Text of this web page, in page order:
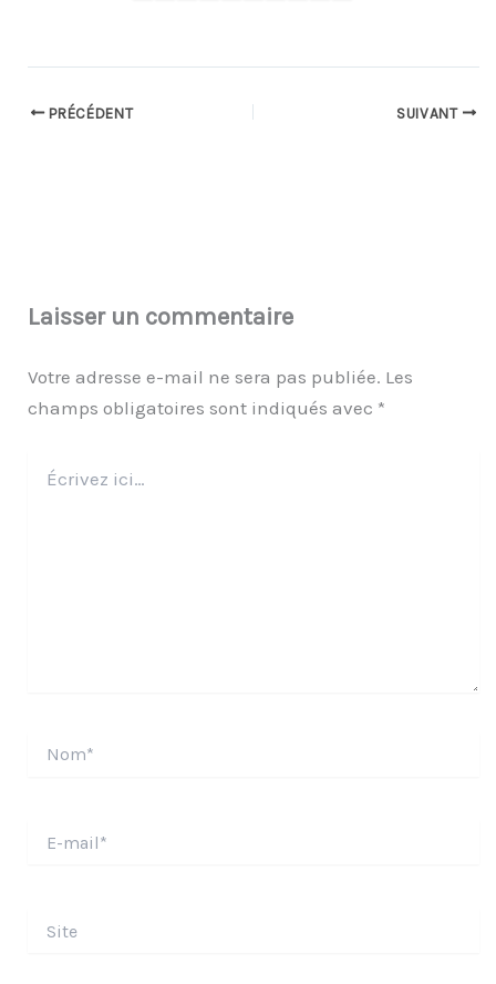
PRÉCÉDENT SUIVANT
Laisser un commentaire
Votre adresse e-mail ne sera pas publiée. Les
champs obligatoires sont indiqués avec *
ici…
mail*